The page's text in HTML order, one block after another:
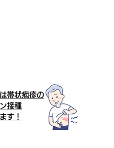
帯状疱疹の
接種
す！